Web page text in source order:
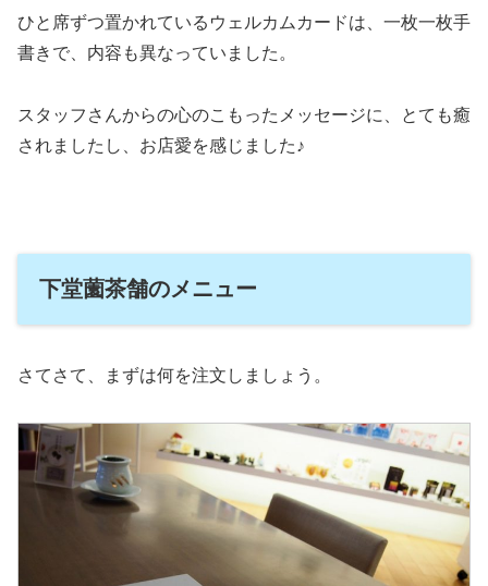
ひと席ずつ置かれているウェルカムカードは、一枚一枚手
書きで、内容も異なっていました。
スタッフさんからの心のこもったメッセージに、とても癒
されましたし、お店愛を感じました♪
下堂薗茶舗のメニュー
さてさて、まずは何を注文しましょう。